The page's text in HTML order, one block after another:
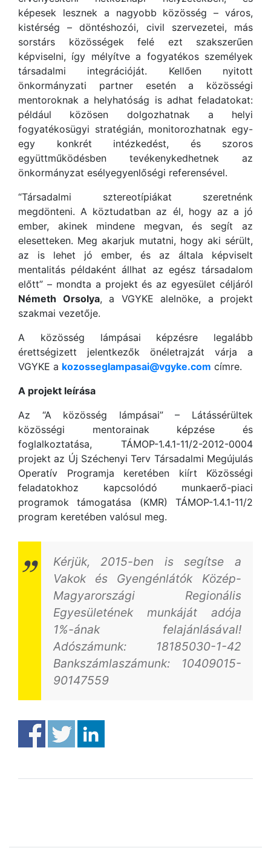
képesek lesznek a nagyobb közösség – város,
kistérség – döntéshozói, civil szervezetei, más
sorstárs közösségek felé ezt szakszerűen
képviselni, így mélyítve a fogyatékos személyek
társadalmi integrációját. Kellően nyitott
önkormányzati partner esetén a közösségi
mentoroknak a helyhatóság is adhat feladatokat:
például közösen dolgozhatnak a helyi
fogyatékosügyi stratégián, monitorozhatnak egy-
egy konkrét intézkedést, és szoros
együttműködésben tevékenykedhetnek az
önkormányzat esélyegyenlőségi referensével.
“Társadalmi sztereotípiákat szeretnénk
megdönteni. A köztudatban az él, hogy az a jó
ember, akinek mindene megvan, és segít az
elesetteken. Meg akarjuk mutatni, hogy aki sérült,
az is lehet jó ember, és az általa képviselt
mentalitás példaként állhat az egész társadalom
előtt” – mondta a projekt és az egyesület céljáról
Németh Orsolya, a VGYKE alelnöke, a projekt
szakmai vezetője.
A közösség lámpásai képzésre legalább
érettségizett jelentkezők önéletrajzát várja a
VGYKE a kozosseglampasai@vgyke.com címre.
A projekt leírása
Az “A közösség lámpásai” – Látássérültek
közösségi mentorainak képzése és
foglalkoztatása, TÁMOP-1.4.1-11/2-2012-0004
projekt az Új Széchenyi Terv Társadalmi Megújulás
Operatív Programja keretében kiírt Közösségi
feladatokhoz kapcsolódó munkaerő-piaci
programok támogatása (KMR) TÁMOP-1.4.1-11/2
program keretében valósul meg.
Kérjük, 2015-ben is segítse a
Vakok és Gyengénlátók Közép-
Magyarországi Regionális
Egyesületének munkáját adója
1%-ának felajánlásával!
Adószámunk: 18185030-1-42
Bankszámlaszámunk: 10409015-
90147559